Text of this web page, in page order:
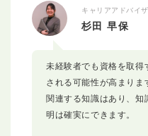
キャリアアドバイ
杉田 早保
未経験者でも資格を取得
される可能性が高まり
関連する知識はあり、
明は確実にできます。